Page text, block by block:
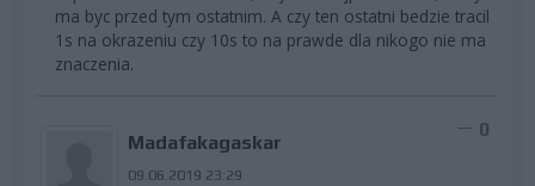
ma byc przed tym ostatnim. A czy ten ostatni bedzie tracil
1s na okrazeniu czy 10s to na prawde dla nikogo nie ma
znaczenia.
Madafakagaskar
09.06.2019 23:29
0